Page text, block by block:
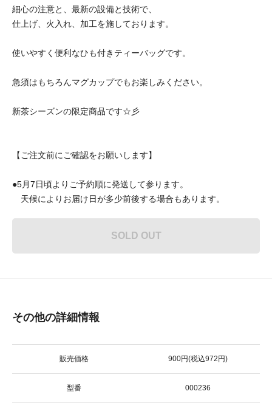
細心の注意と、最新の設備と技術で、
仕上げ、火入れ、加工を施しております。
使いやすく便利なひも付きティーバッグです。
急須はもちろんマグカップでもお楽しみください。
新茶シーズンの限定商品です☆彡
【ご注文前にご確認をお願いします】
●5月7日頃よりご予約順に発送して参ります。
天候によりお届け日が多少前後する場合もあります。
SOLD OUT
その他の詳細情報
販売価格 900円(税込972円)
型番 000236